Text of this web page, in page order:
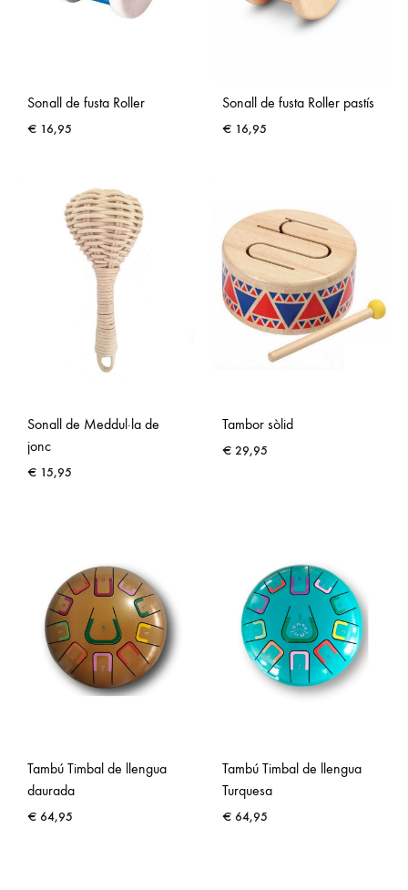
Sonall de fusta Roller
€ 16,95
Sonall de fusta Roller pastís
€ 16,95
Sonall de Meddul·la de
jonc
€ 15,95
Tambor sòlid
€ 29,95
Tambú Timbal de llengua
daurada
€ 64,95
Tambú Timbal de llengua
Turquesa
€ 64,95